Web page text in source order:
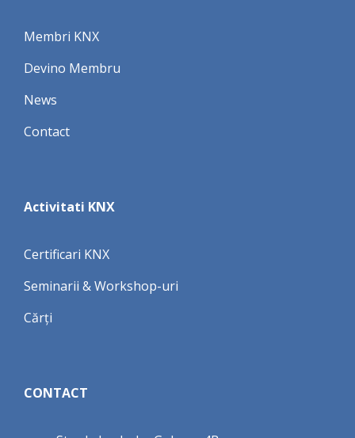
Membri KNX
Devino Membru
News
Contact
Activitati KNX
Certificari KNX
Seminarii & Workshop-uri
Cărți
CONTACT